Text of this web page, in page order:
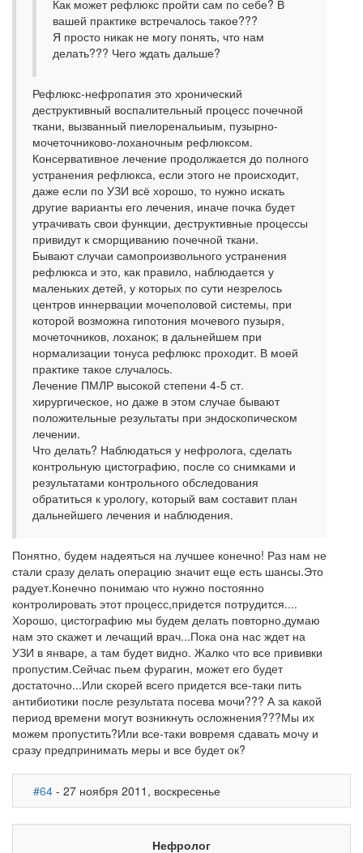
Как может рефлюкс пройти сам по себе? В
вашей практике встречалось такое???
Я просто никак не могу понять, что нам
делать??? Чего ждать дальше?
Рефлюкс-нефропатия это хронический
деструктивный воспалительный процесс почечной
ткани, вызванный пиелоренальиым, пузырно-
мочеточниково-лоханочным рефлюксом.
Консервативное лечение продолжается до полного
устранения рефлюкса, если этого не происходит,
даже если по УЗИ всё хорошо, то нужно искать
другие варианты его лечения, иначе почка будет
утрачивать свои функции, деструктивные процессы
привидут к сморщиванию почечной ткани.
Бывают случаи самопроизвольного устранения
рефлюкса и это, как правило, наблюдается у
маленьких детей, у которых по сути незрелось
центров иннервации мочеполовой системы, при
которой возможна гипотония мочевого пузыря,
мочеточников, лоханок; в дальнейшем при
нормализации тонуса рефлюкс проходит. В моей
практике такое случалось.
Лечение ПМЛР высокой степени 4-5 ст.
хирургическое, но даже в этом случае бывают
положительные результаты при эндоскопическом
лечении.
Что делать? Наблюдаться у нефролога, сделать
контрольную цистографию, после со снимками и
результатами контрольного обследования
обратиться к урологу, который вам составит план
дальнейшего лечения и наблюдения.
Понятно, будем надеяться на лучшее конечно! Раз нам не
стали сразу делать операцию значит еще есть шансы.Это
радует.Конечно понимаю что нужно постоянно
контролировать этот процесс,придется потрудится....
Хорошо, цистографию мы будем делать повторно,думаю
нам это скажет и лечащий врач...Пока она нас ждет на
УЗИ в январе, а там будет видно. Жалко что все прививки
пропустим.Сейчас пьем фурагин, может его будет
достаточно...Или скорей всего придется все-таки пить
антибиотики после результата посева мочи??? А за какой
период времени могут возникнуть осложнения???Мы их
можем пропустить?Или все-таки вовремя сдавать мочу и
сразу предпринимать меры и все будет ок?
#64 - 27 ноября 2011, воскресенье
Нефролог